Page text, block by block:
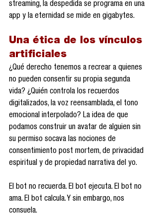
streaming, la despedida se programa en una
app y la eternidad se mide en gigabytes.
Una ética de los vínculos
artificiales
¿Qué derecho tenemos a recrear a quienes
no pueden consentir su propia segunda
vida? ¿Quién controla los recuerdos
digitalizados, la voz reensamblada, el tono
emocional interpolado? La idea de que
podamos construir un avatar de alguien sin
su permiso socava las nociones de
consentimiento post mortem, de privacidad
espiritual y de propiedad narrativa del yo.
El bot no recuerda. El bot ejecuta. El bot no
ama. El bot calcula. Y sin embargo, nos
consuela.